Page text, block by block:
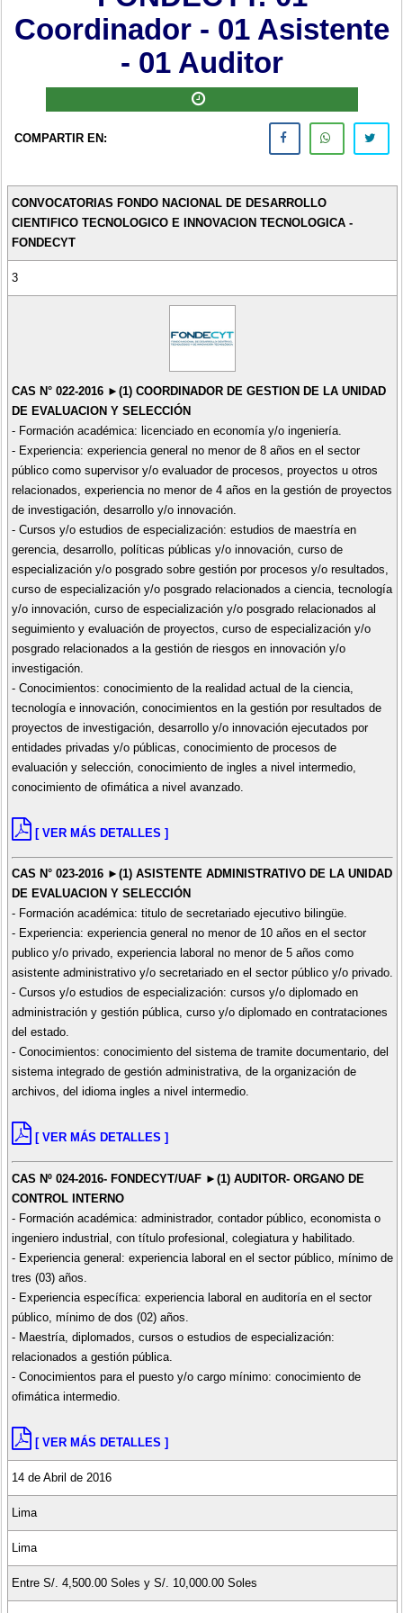
Coordinador - 01 Asistente
- 01 Auditor
COMPARTIR EN:
CONVOCATORIAS FONDO NACIONAL DE DESARROLLO
CIENTIFICO TECNOLOGICO E INNOVACION TECNOLOGICA -
FONDECYT
3
CAS N° 022-2016 ►(1) COORDINADOR DE GESTION DE LA UNIDAD
DE EVALUACION Y SELECCIÓN
- Formación académica: licenciado en economía y/o ingeniería.
- Experiencia: experiencia general no menor de 8 años en el sector
público como supervisor y/o evaluador de procesos, proyectos u otros
relacionados, experiencia no menor de 4 años en la gestión de proyectos
de investigación, desarrollo y/o innovación.
- Cursos y/o estudios de especialización: estudios de maestría en
gerencia, desarrollo, políticas públicas y/o innovación, curso de
especialización y/o posgrado sobre gestión por procesos y/o resultados,
curso de especialización y/o posgrado relacionados a ciencia, tecnología
y/o innovación, curso de especialización y/o posgrado relacionados al
seguimiento y evaluación de proyectos, curso de especialización y/o
posgrado relacionados a la gestión de riesgos en innovación y/o
investigación.
- Conocimientos: conocimiento de la realidad actual de la ciencia,
tecnología e innovación, conocimientos en la gestión por resultados de
proyectos de investigación, desarrollo y/o innovación ejecutados por
entidades privadas y/o públicas, conocimiento de procesos de
evaluación y selección, conocimiento de ingles a nivel intermedio,
conocimiento de ofimática a nivel avanzado.
[ VER MÁS DETALLES ]
CAS N° 023-2016 ►(1) ASISTENTE ADMINISTRATIVO DE LA UNIDAD
DE EVALUACION Y SELECCIÓN
- Formación académica: titulo de secretariado ejecutivo bilingüe.
- Experiencia: experiencia general no menor de 10 años en el sector
publico y/o privado, experiencia laboral no menor de 5 años como
asistente administrativo y/o secretariado en el sector público y/o privado.
- Cursos y/o estudios de especialización: cursos y/o diplomado en
administración y gestión pública, curso y/o diplomado en contrataciones
del estado.
- Conocimientos: conocimiento del sistema de tramite documentario, del
sistema integrado de gestión administrativa, de la organización de
archivos, del idioma ingles a nivel intermedio.
[ VER MÁS DETALLES ]
CAS Nº 024-2016- FONDECYT/UAF ►(1) AUDITOR- ORGANO DE
CONTROL INTERNO
- Formación académica: administrador, contador público, economista o
ingeniero industrial, con título profesional, colegiatura y habilitado.
- Experiencia general: experiencia laboral en el sector público, mínimo de
tres (03) años.
- Experiencia específica: experiencia laboral en auditoría en el sector
público, mínimo de dos (02) años.
- Maestría, diplomados, cursos o estudios de especialización:
relacionados a gestión pública.
- Conocimientos para el puesto y/o cargo mínimo: conocimiento de
ofimática intermedio.
[ VER MÁS DETALLES ]
14 de Abril de 2016
Lima
Lima
Entre S/. 4,500.00 Soles y S/. 10,000.00 Soles